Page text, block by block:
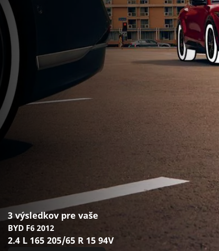
3 výsledkov pre vaše
BYD F6 2012
2.4 L 165 205/65 R 15 94V